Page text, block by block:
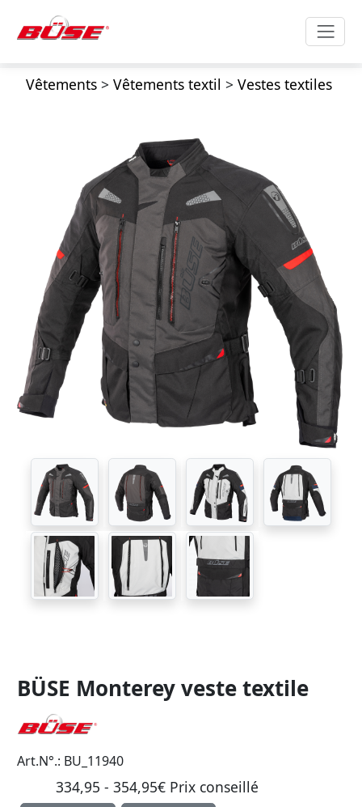
Vêtements> Vêtements textil > Vestes textiles
BÜSE Monterey veste textile
Art.N°.: BU_11940
334,95 - 354,95€ Prix ​​conseillé